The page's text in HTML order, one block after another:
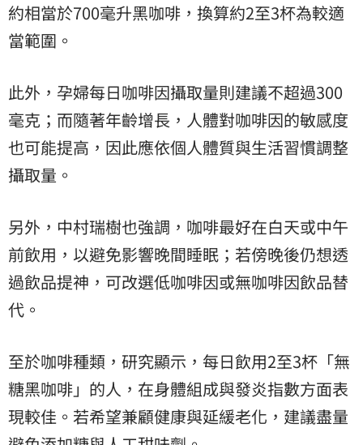
約相當於700毫升黑咖啡，換算約2至3杯為較適
當範圍。
此外，孕婦每日咖啡因攝取量則建議不超過300
毫克；而隨著年齡增長，人體對咖啡因的敏感度
也可能提高，因此應依個人體質與生活習慣調整
攝取量。
另外，中村瑞樹也強調，咖啡最好在白天或中午
前飲用，以避免影響晚間睡眠；若傍晚後仍想透
過飲品提神，可改選低咖啡因或無咖啡因飲品替
代。
至於咖啡種類，研究顯示，每日飲用2至3杯「無
糖黑咖啡」的人，在身體組成與發炎指數方面表
現較佳。若希望兼顧健康與延緩老化，建議盡量